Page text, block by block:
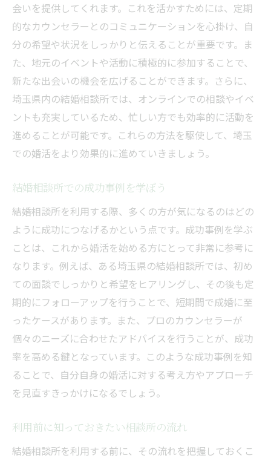
会いを提供してくれます。これを活かすためには、定期
的なカウンセラーとのコミュニケーションを心掛け、自
分の希望や状況をしっかりと伝えることが重要です。ま
た、地元のイベントや活動に積極的に参加することで、
新たな出会いの機会を広げることができます。さらに、
埼玉県内の結婚相談所では、オンラインでの相談やイベ
ントも充実しているため、忙しい方でも効率的に活動を
進めることが可能です。これらの方法を駆使して、埼玉
での婚活をより効果的に進めていきましょう。
結婚相談所での成功事例を学ぼう
結婚相談所を利用する際、多くの方が気になるのはどの
ように成功につなげるかという点です。成功事例を学ぶ
ことは、これから婚活を始める方にとって非常に参考に
なります。例えば、ある埼玉県の結婚相談所では、初め
ての面談でしっかりと希望をヒアリングし、その後も定
期的にフォローアップを行うことで、短期間で成婚に至
ったケースがあります。また、プロのカウンセラーが
個々のニーズに合わせたアドバイスを行うことが、成功
率を高める鍵となっています。このような成功事例を知
ることで、自分自身の婚活に対する考え方やアプローチ
を見直すきっかけになるでしょう。
利用前に知っておきたい相談所の流れ
結婚相談所を利用する前に、その流れを把握しておくこ